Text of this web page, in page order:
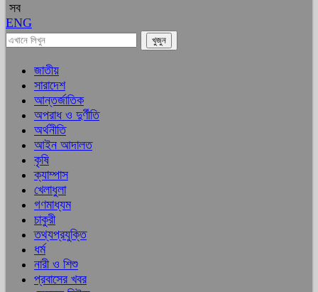
সব
ENG
জাতীয়
সারাদেশ
আন্তর্জাতিক
অপরাধ ও দুর্ণীতি
অর্থনীতি
আইন আদালত
কৃষি
ক্যাম্পাস
খেলাধুলা
গণমাধ্যম
চাকুরী
তথ্যপ্রযুক্তি
ধর্ম
নারী ও শিশু
প্রবাসের খবর